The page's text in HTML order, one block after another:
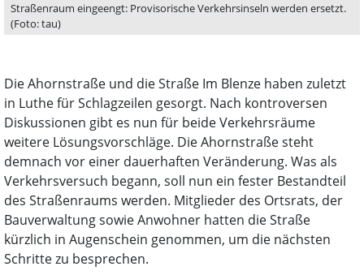
Straßenraum eingeengt: Provisorische Verkehrsinseln werden ersetzt.
(Foto: tau)
Die Ahornstraße und die Straße Im Blenze haben zuletzt
in Luthe für Schlagzeilen gesorgt. Nach kontroversen
Diskussionen gibt es nun für beide Verkehrsräume
weitere Lösungsvorschläge. Die Ahornstraße steht
demnach vor einer dauerhaften Veränderung. Was als
Verkehrsversuch begann, soll nun ein fester Bestandteil
des Straßenraums werden. Mitglieder des Ortsrats, der
Bauverwaltung sowie Anwohner hatten die Straße
kürzlich in Augenschein genommen, um die nächsten
Schritte zu besprechen.